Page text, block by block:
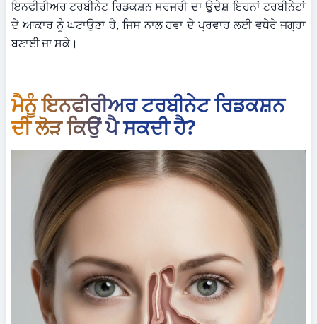
ਇਨਫੀਰੀਅਰ ਟਰਬੀਨੇਟ ਰਿਡਕਸ਼ਨ ਸਰਜਰੀ ਦਾ ਉਦੇਸ਼ ਇਹਨਾਂ ਟਰਬੀਨੇਟਾਂ
ਦੇ ਆਕਾਰ ਨੂੰ ਘਟਾਉਣਾ ਹੈ, ਜਿਸ ਨਾਲ ਹਵਾ ਦੇ ਪ੍ਰਵਾਹ ਲਈ ਵਧੇਰੇ ਜਗ੍ਹਾ
ਬਣਾਈ ਜਾ ਸਕੇ।
ਮੈਨੂੰ ਇਨਫੀਰੀਅਰ ਟਰਬੀਨੇਟ ਰਿਡਕਸ਼ਨ
ਦੀ ਲੋੜ ਕਿਉਂ ਪੈ ਸਕਦੀ ਹੈ?